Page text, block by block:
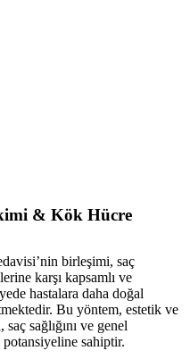
& Kök Hücre
birleşimi, saç
karşı kapsamlı ve
hastalara daha doğal
Bu yöntem, estetik ve
sağlığını ve genel
sahiptir.